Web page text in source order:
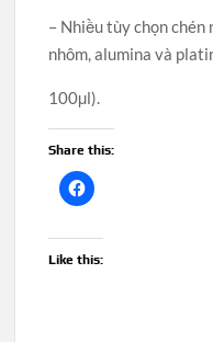
– Nhiều tùy chọn
nhôm, alumina và
100µl).
Share this:
Like this: